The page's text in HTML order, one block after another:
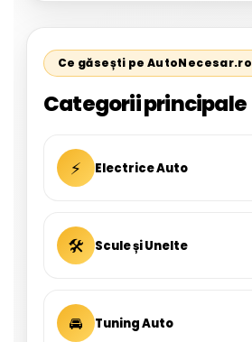
Ce găsești pe AutoNecesar.ro
Categorii principale
⚡ Electrice Auto
🛠 Scule și Unelte
🚘 Tuning Auto